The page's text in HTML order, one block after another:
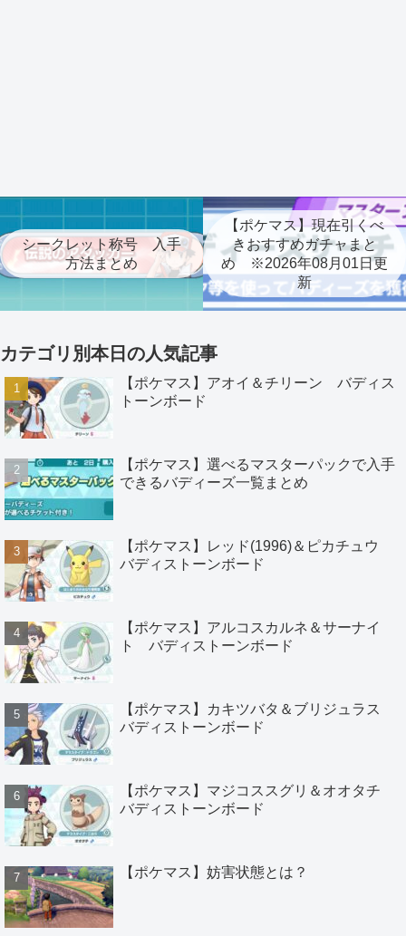
シークレット称号 入手
方法まとめ
【ポケマス】現在引くべ
きおすすめガチャまと
め ※2026年08月01日更
新
カテゴリ別本日の人気記事
【ポケマス】アオイ＆チリーン バディス
トーンボード
【ポケマス】選べるマスターパックで入手
できるバディーズ一覧まとめ
【ポケマス】レッド(1996)＆ピカチュウ
バディストーンボード
【ポケマス】アルコスカルネ＆サーナイ
ト バディストーンボード
【ポケマス】カキツバタ＆ブリジュラス
バディストーンボード
【ポケマス】マジコススグリ＆オオタチ
バディストーンボード
【ポケマス】妨害状態とは？